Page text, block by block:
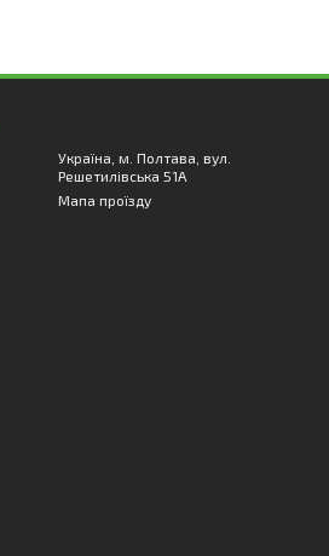
Україна, м. Полтава, вул.
Решетилівська 51А
Мапа проїзду